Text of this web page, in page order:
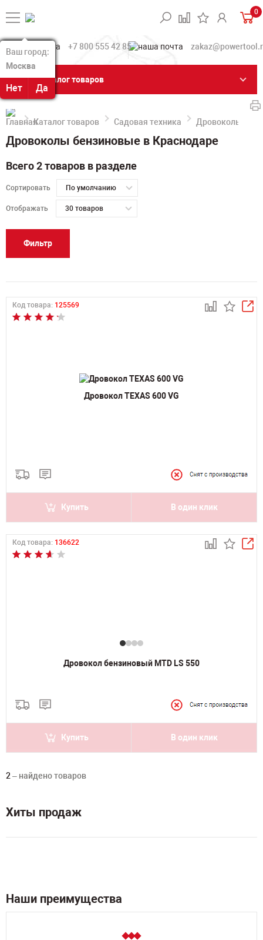
Ваш город:
Москва
Нет Да
Ваш город:
Москва
Нет Да
0
+7 800 555 42 85
Каталог товаров
Каталог товаров Садовая техника Дровоколы
Дровоколы бензиновые в Краснодаре
Всего 2 товаров в разделе
Сортировать По умолчанию
Отображать 30 товаров
Фильтр
Код товара: 125569
Дровокол TEXAS 600 VG
Купить В один клик
Код товара: 136622
Дровокол бензиновый MTD LS 550
Купить В один клик
2 – найдено товаров
Хиты продаж
Наши преимущества